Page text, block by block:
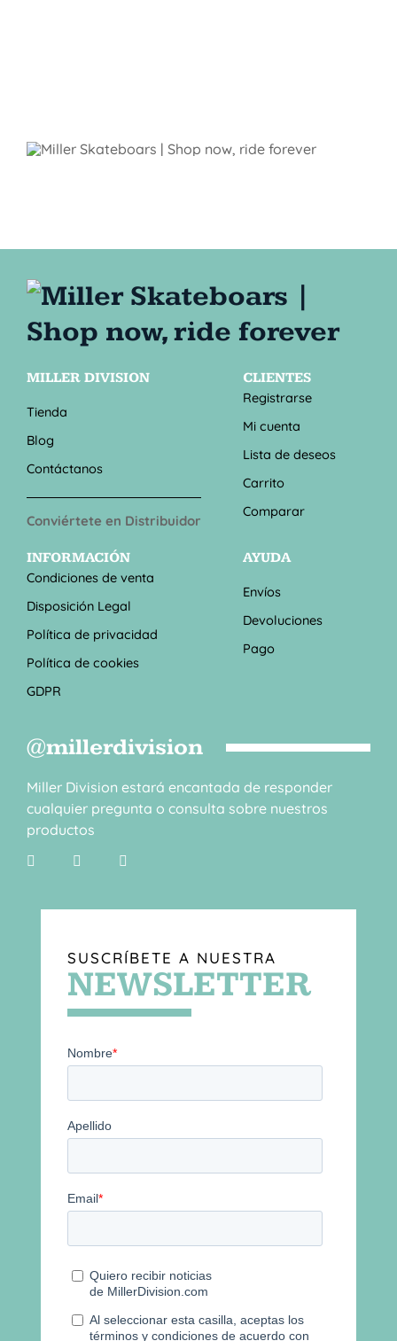
MILLER DIVISION
Tienda
Blog
Contáctanos
Conviértete en Distribuidor
CLIENTES
Registrarse
Mi cuenta
Lista de deseos
Carrito
Comparar
INFORMACIÓN
Condiciones de venta
Disposición Legal
Política de privacidad
Política de cookies
GDPR
AYUDA
Envíos
Devoluciones
Pago
@millerdivision
Miller Division estará encantada de responder
cualquier pregunta o consulta sobre nuestros
productos
SUSCRÍBETE A NUESTRA
NEWSLETTER